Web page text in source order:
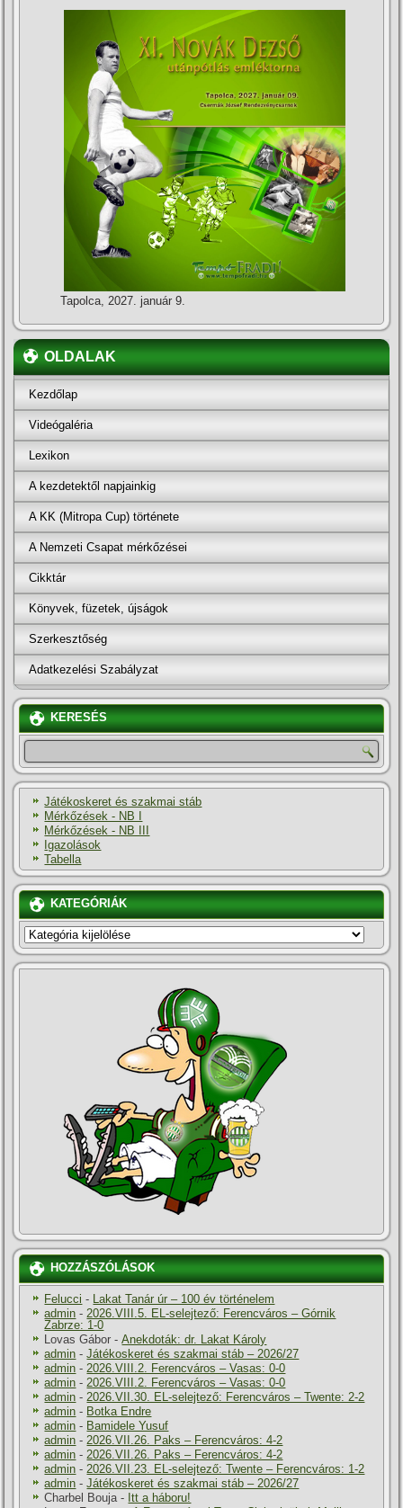
Tapolca, 2027. január 9.
OLDALAK
Kezdőlap
Videógaléria
Lexikon
A kezdetektől napjainkig
A KK (Mitropa Cup) története
A Nemzeti Csapat mérkőzései
Cikktár
Könyvek, füzetek, újságok
Szerkesztőség
Adatkezelési Szabályzat
KERESÉS
Játékoskeret és szakmai stáb
Mérkőzések - NB I
Mérkőzések - NB III
Igazolások
Tabella
KATEGÓRIÁK
KATEGÓRIÁK
HOZZÁSZÓLÁSOK
Felucci -
Lakat Tanár úr – 100 év történelem
admin - 2026.VIII.5. EL-selejtező: Ferencváros – Górnik
Zabrze: 1-0
Lovas Gábor -Anekdoták: dr. Lakat Károly
admin -Játékoskeret és szakmai stáb – 2026/27
admin - 2026.VIII.2. Ferencváros – Vasas: 0-0
admin - 2026.VIII.2. Ferencváros – Vasas: 0-0
admin - 2026.VII.30. EL-selejtező: Ferencváros – Twente: 2-2
admin - Botka Endre
admin - Bamidele Yusuf
admin - 2026.VII.26. Paks – Ferencváros: 4-2
admin - 2026.VII.26. Paks – Ferencváros: 4-2
admin - 2026.VII.23. EL-selejtező: Twente – Ferencváros: 1-2
admin -Játékoskeret és szakmai stáb – 2026/27
Charbel Bouja - Itt a háboru!